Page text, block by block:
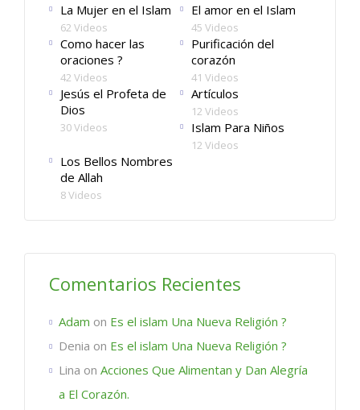
La Mujer en el Islam
62 Videos
El amor en el Islam
45 Videos
Como hacer las
oraciones ?
42 Videos
Purificación del
corazón
41 Videos
Jesús el Profeta de
Dios
30 Videos
Artículos
12 Videos
Islam Para Niños
12 Videos
Los Bellos Nombres
de Allah
8 Videos
Comentarios Recientes
Adam on Es el islam Una Nueva Religión ?
Denia on Es el islam Una Nueva Religión ?
Lina on Acciones Que Alimentan y Dan Alegría
a El Corazón.